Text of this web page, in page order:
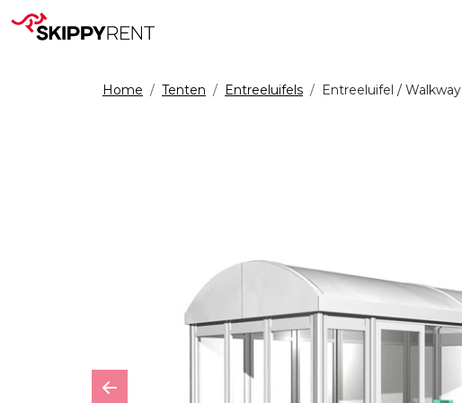
Home Tenten Entreeluifels Entreeluifel / Walkway
Previous